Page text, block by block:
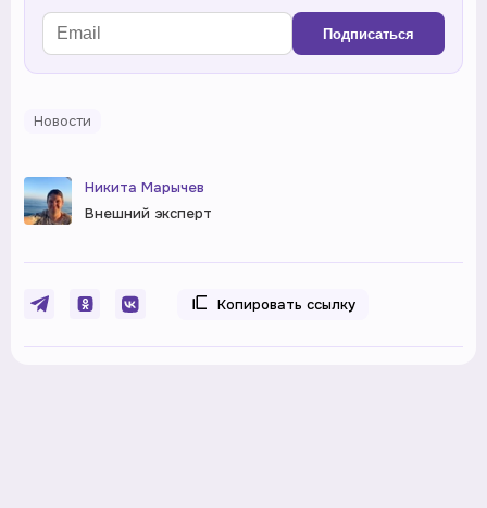
Подписаться
Новости
Никита Марычев
Внешний эксперт
Копировать ссылку